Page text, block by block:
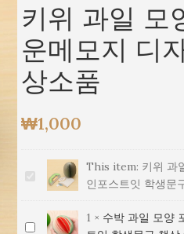
키위 과일 모
운메모지 디
상소품
₩1,000
키
일
This item: 키위 과
인포스트잇 학생문
수
1 × 수박 과일 모양